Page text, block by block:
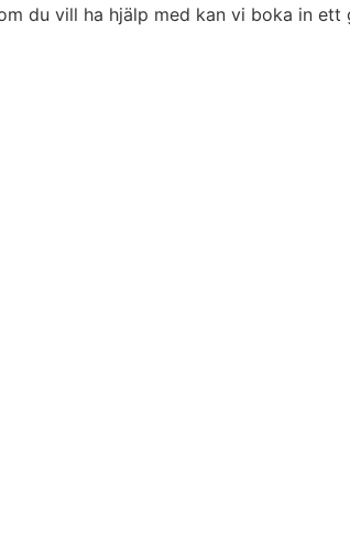
du vill ha hjälp med kan vi boka in